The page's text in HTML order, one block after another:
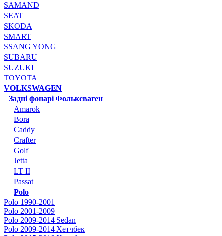
SAMAND
SEAT
SKODA
SMART
SSANG YONG
SUBARU
SUZUKI
TOYOTA
VOLKSWAGEN
Задні фонарі Фольксваген
Amarok
Bora
Caddy
Crafter
Golf
Jetta
LT II
Passat
Polo
Polo 1990-2001
Polo 2001-2009
Polo 2009-2014 Sedan
Polo 2009-2014 Хетчбек